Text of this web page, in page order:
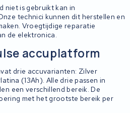
niet is gebruikt kan in
technici kunnen dit herstellen en
Vroegtijdige reparatie
de elektronica.
accuplatform
drie accuvarianten: Zilver
(13Ah). Alle drie passen in
een verschillend bereik. De
met het grootste bereik per